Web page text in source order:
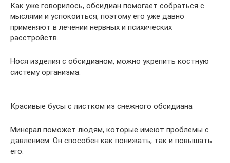
Как уже говорилось, обсидиан помогает собраться с
мыслями и успокоиться, поэтому его уже давно
применяют в лечении нервных и психических
расстройств.
Нося изделия с обсидианом, можно укрепить костную
систему организма.
Красивые бусы с листком из снежного обсидиана
Минерал поможет людям, которые имеют проблемы с
давлением. Он способен как понижать, так и повышать
его.